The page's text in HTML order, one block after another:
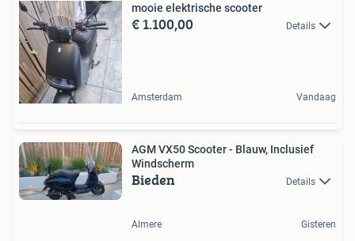
mooie elektrische scooter
€ 1.100,00 Details
Amsterdam Vandaag
AGM VX50 Scooter - Blauw, Inclusief
Windscherm
Bieden Details
Almere Gisteren